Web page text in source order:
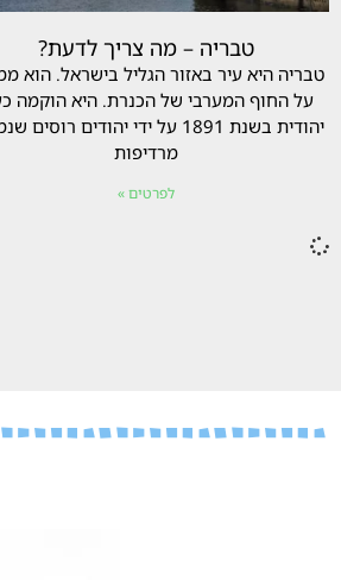
טבריה – מה צריך לדעת?
טבריה היא עיר באזור הגליל בישראל. הוא
על החוף המערבי של הכנרת. היא הוקמה
יהודית בשנת 1891 על ידי יהודים
מרדיפות
לפרטים »